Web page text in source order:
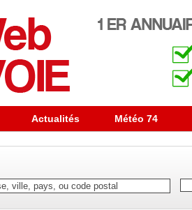
Actualités Météo 74